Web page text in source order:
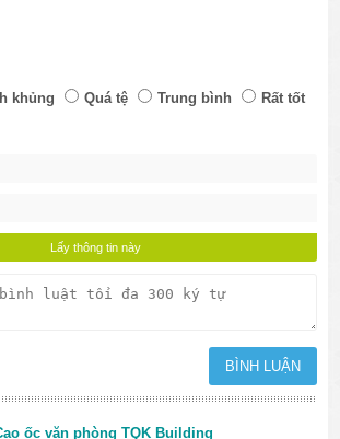
khủng Quá tệ Trung bình
Rất tốt
ốc văn phòng TQK Building